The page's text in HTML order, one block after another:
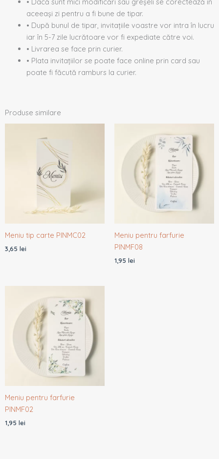
aceeași zi pentru a fi bune de tipar.
• După bunul de tipar, invitațiile voastre vor intra în lucru
iar în 5-7 zile lucrătoare vor fi expediate către voi.
• Livrarea se face prin curier.
• Plata invitațiilor se poate face online prin card sau
poate fi făcută ramburs la curier.
Produse similare
Meniu tip carte PINMC02
3,65 lei
Meniu pentru farfurie
PINMF08
1,95 lei
Meniu pentru farfurie
PINMF02
1,95 lei